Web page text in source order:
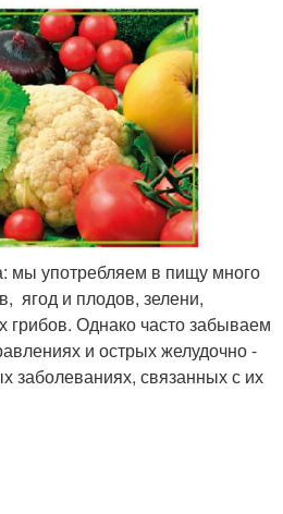
мы употребляем в пищу много
ягод и плодов, зелени,
грибов. Однако часто забываем
и острых желудочно -
заболеваниях, связанных с их